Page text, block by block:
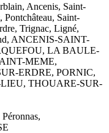
Ancenis, Saint-
Pontchâteau, Saint-
Trignac, Ligné,
ANCENIS-SAINT-
LA BAULE-
MEME,
ERDRE, PORNIC,
THOUARE-SUR-